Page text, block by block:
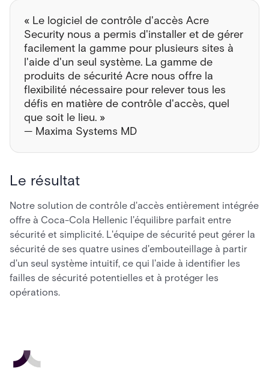
« Le logiciel de contrôle d'accès Acre
Security nous a permis d'installer et de gérer
facilement la gamme pour plusieurs sites à
l'aide d'un seul système. La gamme de
produits de sécurité Acre nous offre la
flexibilité nécessaire pour relever tous les
défis en matière de contrôle d'accès, quel
que soit le lieu. »
— Maxima Systems MD
Le résultat
Notre solution de contrôle d'accès entièrement intégrée
offre à Coca-Cola Hellenic l'équilibre parfait entre
sécurité et simplicité. L'équipe de sécurité peut gérer la
sécurité de ses quatre usines d'embouteillage à partir
d'un seul système intuitif, ce qui l'aide à identifier les
failles de sécurité potentielles et à protéger les
opérations.